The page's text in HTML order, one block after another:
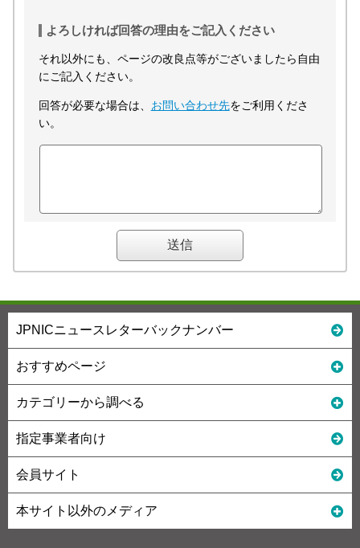
よろしければ回答の理由をご記入ください
それ以外にも、ページの改良点等がございましたら自由
にご記入ください。
回答が必要な場合は、 お問い合わせ先をご利用くださ
い。
JPNICニュースレターバックナンバー
おすすめページ
カテゴリーから調べる
指定事業者向け
会員サイト
本サイト以外のメディア